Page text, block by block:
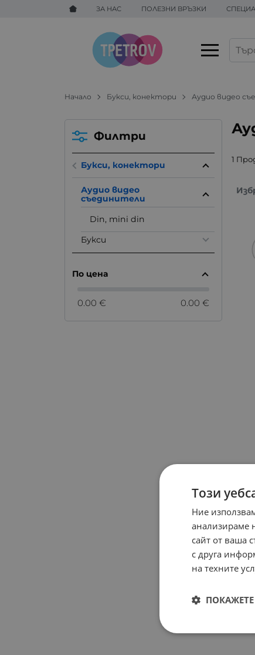
ЗА НАС ПОЛЕЗНИ ВРЪЗКИ
Начало Букси, конектори Аудио видео
1
Филтри
Букси, конектори
Аудио видео
съединители
Din, mini din
Букси
По цена
0.00 € 0.00 €
Този
Ние
анализираме
сайт от ваша
с друга
на техните